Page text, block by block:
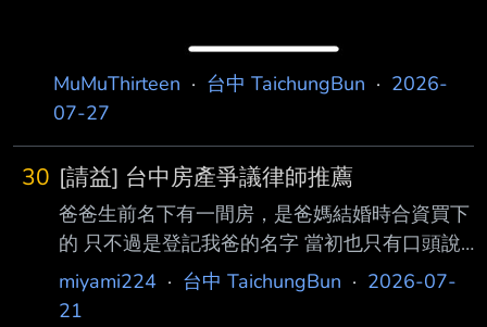
MuMuThirteen · 台中 TaichungBun · 2026-
07-27
30 [請益] 台中房產爭議律師推薦
爸爸生前名下有一間房，是爸媽結婚時合資買下
的 只不過是登記我爸的名字 當初也只有口頭說
未來會留給我們 現在親戚那邊堅持說這間房子
過去爺爺也出資了一部份 爸爸只是借名登記，
miyami224 · 台中 TaichungBun · 2026-07-
21